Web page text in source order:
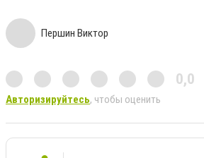
Першин Виктор
0,0
Авторизируйтесь, чтобы оценить